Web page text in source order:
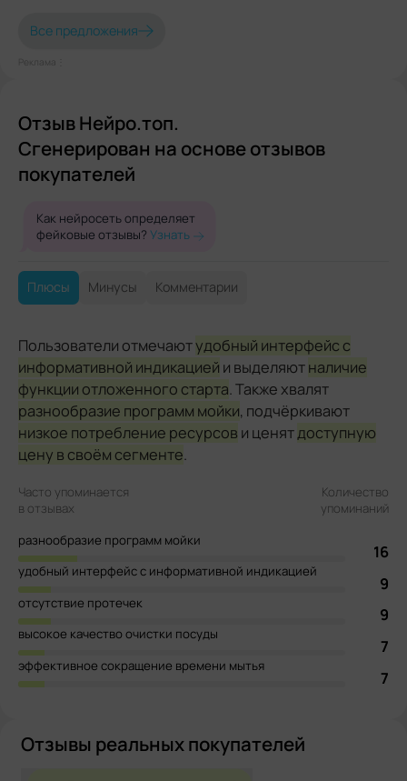
Все предложения
Реклама⋮
Отзыв Нейро.топ.
Сгенерирован на основе отзывов
покупателей
Как нейросеть определяет
фейковые отзывы? Узнать
Плюсы Минусы Комментарии
Пользователи отмечаютудобный интерфейс с
информативной индикацией и выделяютналичие
функции отложенного старта. Также хвалят
разнообразие программ мойки, подчёркивают
низкое потребление ресурсов и ценятдоступную
цену в своём сегменте.
Часто упоминается
в отзывах
Количество
упоминаний
разнообразие программ мойки
16
удобный интерфейс с информативной индикацией
9
отсутствие протечек
9
высокое качество очистки посуды
7
эффективное сокращение времени мытья
7
Отзывы реальных покупателей